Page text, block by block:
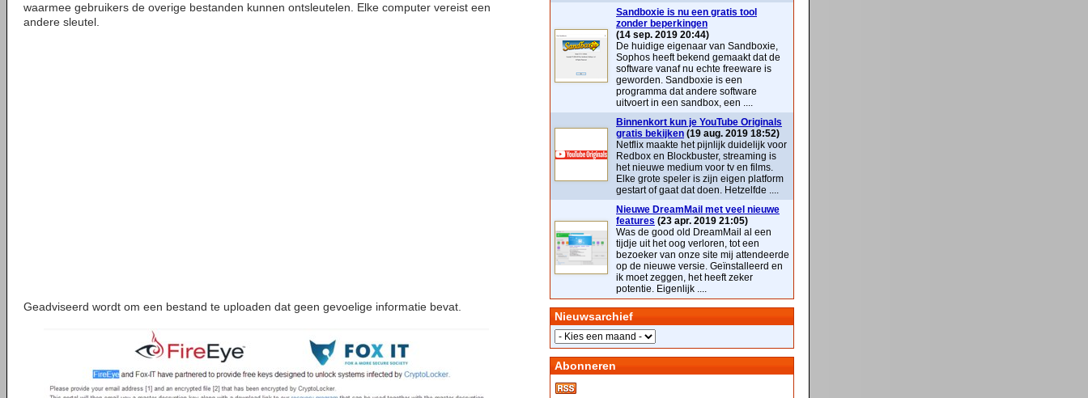
waarmee gebruikers de overige bestanden kunnen ontsleutelen. Elke computer vereist een
andere sleutel.
Geadviseerd wordt om een bestand te uploaden dat geen gevoelige informatie bevat.
Sandboxie is nu een gratis tool
zonder beperkingen
(14 sep. 2019 20:44)
De huidige eigenaar van Sandboxie,
Sophos heeft bekend gemaakt dat de
software vanaf nu echte freeware is
geworden. Sandboxie is een
programma dat andere software
uitvoert in een sandbox, een ....
Binnenkort kun je YouTube Originals
gratis bekijken (19 aug. 2019 18:52)
Netflix maakte het pijnlijk duidelijk voor
Redbox en Blockbuster, streaming is
het nieuwe medium voor tv en films.
Elke grote speler is zijn eigen platform
gestart of gaat dat doen. Hetzelfde ....
Nieuwe DreamMail met veel nieuwe
features (23 apr. 2019 21:05)
Was de good old DreamMail al een
tijdje uit het oog verloren, tot een
bezoeker van onze site mij attendeerde
op de nieuwe versie. Geïnstalleerd en
ik moet zeggen, het heeft zeker
potentie. Eigenlijk ....
Nieuwsarchief
Abonneren